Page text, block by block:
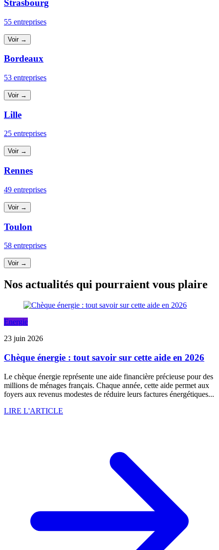
Strasbourg
55 entreprises
Voir →
Bordeaux
53 entreprises
Voir →
Lille
25 entreprises
Voir →
Rennes
49 entreprises
Voir →
Toulon
58 entreprises
Voir →
Nos actualités qui pourraient vous plaire
Energie
23 juin 2026
Chèque énergie : tout savoir sur cette aide en 2026
Le chèque énergie représente une aide financière précieuse pour des
millions de ménages français. Chaque année, cette aide permet aux
foyers aux revenus modestes de réduire leurs factures énergétiques...
LIRE L'ARTICLE